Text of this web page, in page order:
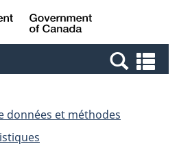
Passer
au
Passer
à
Canada
et
données et méthodes